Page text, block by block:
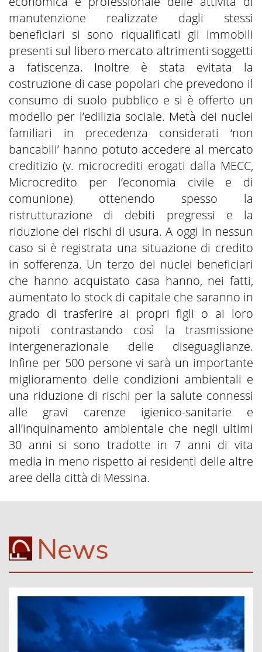
manutenzione realizzate dagli stessi
beneficiari si sono riqualificati gli immobili
presenti sul libero mercato altrimenti soggetti
a fatiscenza. Inoltre è stata evitata la
costruzione di case popolari che prevedono il
consumo di suolo pubblico e si è offerto un
modello per l’edilizia sociale. Metà dei nuclei
familiari in precedenza considerati ‘non
bancabili’ hanno potuto accedere al mercato
creditizio (v. microcrediti erogati dalla MECC,
Microcredito per l’economia civile e di
comunione) ottenendo spesso la
ristrutturazione di debiti pregressi e la
riduzione dei rischi di usura. A oggi in nessun
caso si è registrata una situazione di credito
in sofferenza. Un terzo dei nuclei beneficiari
che hanno acquistato casa hanno, nei fatti,
aumentato lo stock di capitale che saranno in
grado di trasferire ai propri figli o ai loro
nipoti contrastando così la trasmissione
intergenerazionale delle diseguaglianze.
Infine per 500 persone vi sarà un importante
miglioramento delle condizioni ambientali e
una riduzione di rischi per la salute connessi
alle gravi carenze igienico-sanitarie e
all’inquinamento ambientale che negli ultimi
30 anni si sono tradotte in 7 anni di vita
media in meno rispetto ai residenti delle altre
aree della città di Messina.
News